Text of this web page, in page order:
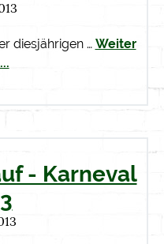
diesjährigen … Weiter
- Karneval